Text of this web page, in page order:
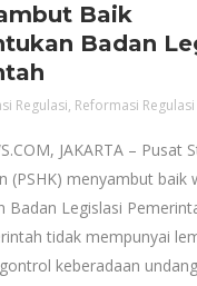
Baik
Badan
Regulasi, Reformasi Regulasi
JAKARTA – Pusat
(PSHK) menyambut baik
Badan Legislasi
tidak mempunyai
keberadaan